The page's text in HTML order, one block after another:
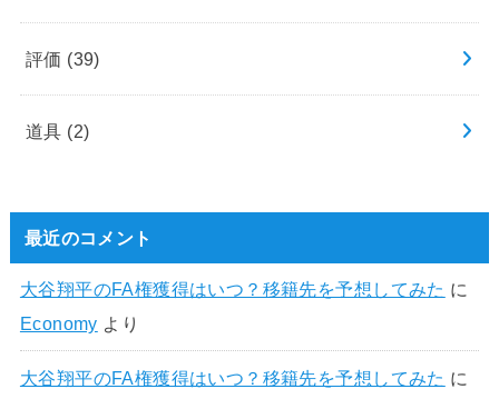
評価 (39)
道具 (2)
最近のコメント
大谷翔平のFA権獲得はいつ？移籍先を予想してみた に
Economy より
大谷翔平のFA権獲得はいつ？移籍先を予想してみた に